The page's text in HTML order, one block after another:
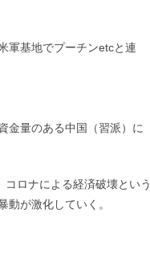
軍基地でプーチンetcと連
金量のある中国（習派）に
ロナによる経済破壊という
が激化していく。